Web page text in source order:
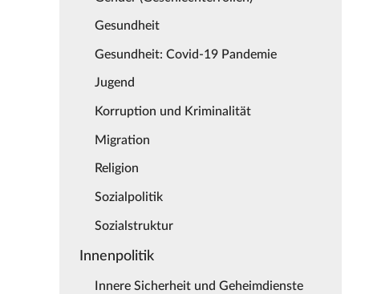
Gesundheit
Gesundheit: Covid-19 Pandemie
Jugend
Korruption und Kriminalität
Migration
Religion
Sozialpolitik
Sozialstruktur
Innenpolitik
Innere Sicherheit und Geheimdienste